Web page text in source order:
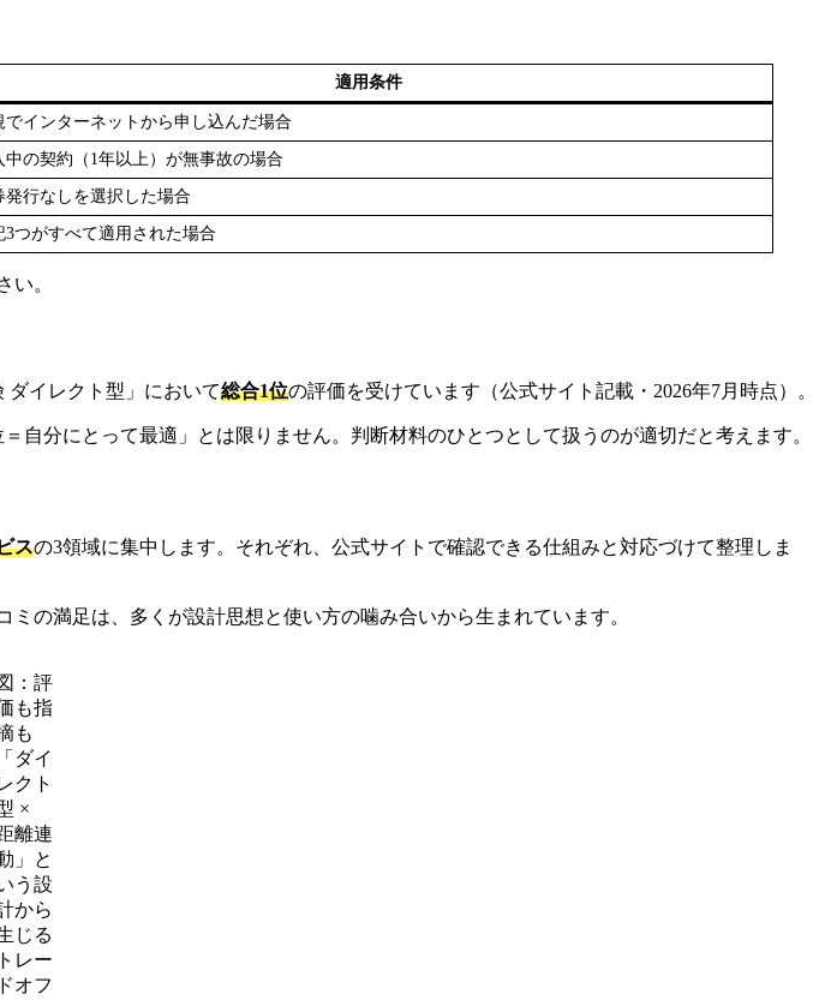
適用条件
でインターネットから申し込んだ場合
中の契約（1年以上）が無事故の場合
発行なしを選択した場合
3つがすべて適用された場合
い。
ダイレクト型」において総合1位の評価を受けています（公式サイト記載・2026年7月時点）。
分にとって最適」とは限りません。判断材料のひとつとして扱うのが適切だと考えます。
スの3領域に集中します。それぞれ、公式サイトで確認できる仕組みと対応づけて整理しま
の満足は、多くが設計思想と使い方の噛み合いから生まれています。
：評
も指
も
「ダイ
クト
×
離連
」と
う設
から
じる
トレー
ドオフ